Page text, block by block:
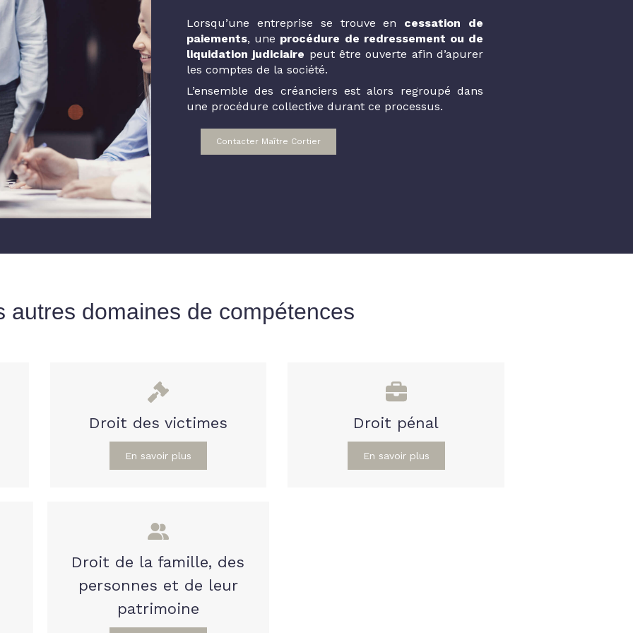
Lorsqu’une entreprise se trouve en cessation de
paiements, une procédure de redressement ou de
liquidation judiciaire peut être ouverte afin d’apurer
les comptes de la société.
L’ensemble des créanciers est alors regroupé dans
une procédure collective durant ce processus.
Contacter Maître Cortier
autres domaines de compétences
Droit des victimes
En savoir plus
Droit pénal
En savoir plus
Droit de la famille, des
personnes et de leur
patrimoine